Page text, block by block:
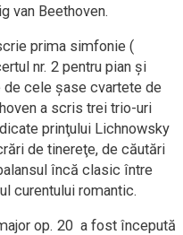
van Beethoven.
prima simfonie (
nr. 2 pentru pian şi
cele şase cvartete de
a scris trei trio-uri
prinţului Lichnowsky
de tinereţe, de căutări
încă clasic între
curentului romantic.
op. 20 a fost începută